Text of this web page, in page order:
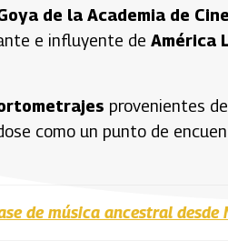
de la Academia de
e influyente de América
provenientes
como un punto de
de música ancestral